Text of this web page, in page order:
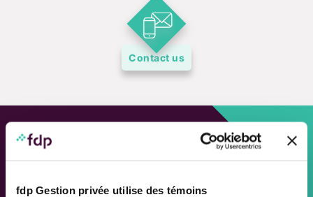
fdp Gestion privée utilise des témoins
Contact us
Custom approach,